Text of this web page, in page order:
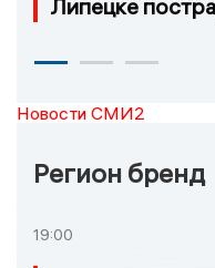
Липецке
Новости СМИ2
Регион бренд
19:00